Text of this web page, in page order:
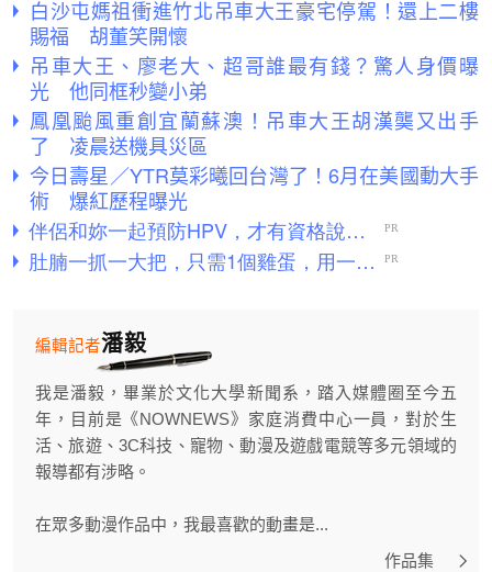
白沙屯媽祖衝進竹北吊車大王豪宅停駕！還上二樓
賜福 胡董笑開懷
吊車大王、廖老大、超哥誰最有錢？驚人身價曝
光 他同框秒變小弟
鳳凰颱風重創宜蘭蘇澳！吊車大王胡漢龑又出手
了 凌晨送機具災區
今日壽星／YTR莫彩曦回台灣了！6月在美國動大手
術 爆紅歷程曝光
潘毅
編輯記者
我是潘毅，畢業於文化大學新聞系，踏入媒體圈至今五
年，目前是《NOWNEWS》家庭消費中心一員，對於生
活、旅遊、3C科技、寵物、動漫及遊戲電競等多元領域的
報導都有涉略。
在眾多動漫作品中，我最喜歡的動畫是...
作品集